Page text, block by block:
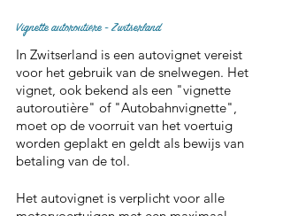
Vignette autoroutière - Zwitserland
In Zwitserland is een autovignet vereist
voor het gebruik van de snelwegen. Het
vignet, ook bekend als een "vignette
autoroutière" of "Autobahnvignette",
moet op de voorruit van het voertuig
worden geplakt en geldt als bewijs van
betaling van de tol.
Het autovignet is verplicht voor alle